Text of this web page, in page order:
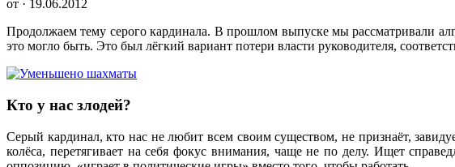
от · 19.06.2012
Продолжаем тему серого кардинала. В прошлом выпуске мы рассматривали
это могло быть. Это был лёгкий вариант потери власти руководителя,
Кто у нас злодей?
Серый кардинал, кто нас не любит всем своим существом, не признаёт,
колёса, перетягивает на себя фокус внимания, чаще не по делу. Ищет